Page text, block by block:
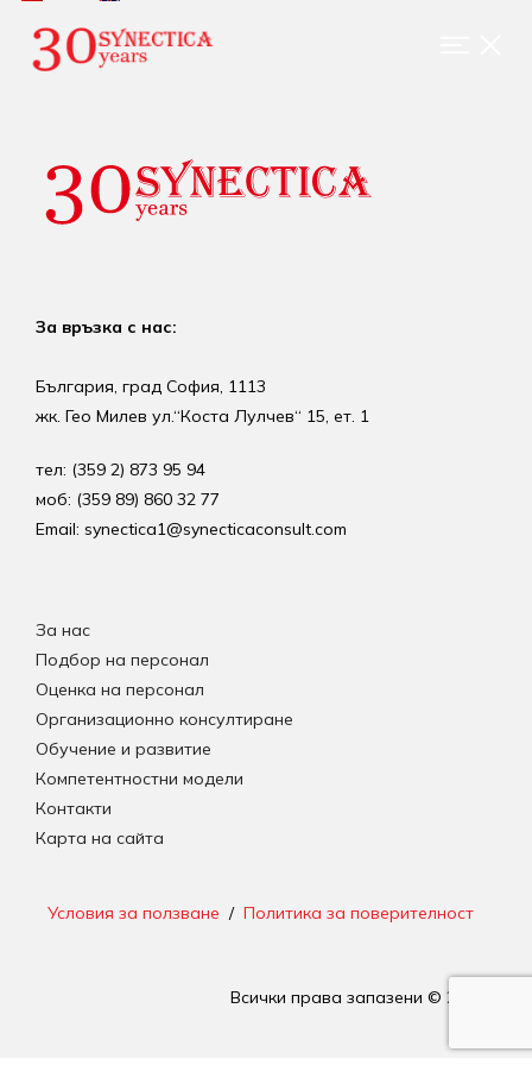
За връзка с нас:
България, град София, 1113
жк. Гео Милев ул.“Коста Лулчев“ 15, ет. 1
тел: (359 2) 873 95 94
моб: (359 89) 860 32 77
Email: synectica1@synecticaconsult.com
За нас
Подбор на персонал
Оценка на персонал
Организационно консултиране
Обучение и развитие
Компетентностни модели
Контакти
Карта на сайта
Условия за ползване / Политика за поверителност
Всички права запазени © 2026